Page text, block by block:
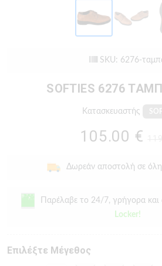
SKU: 6276-
SOFTIES 6276
Κατασκευαστής
105.00 €
Δωρεάν αποστολή σε
Παρέλαβε το 24/7, γρήγορα και
Locker!
Eπιλέξτε Μέγεθος